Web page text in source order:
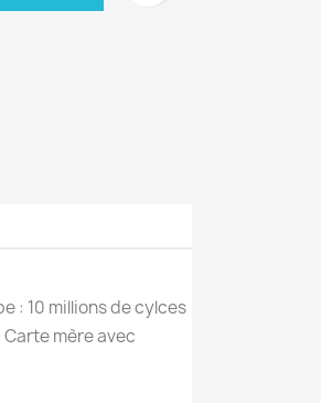
: 10 millions de cylces
mère avec